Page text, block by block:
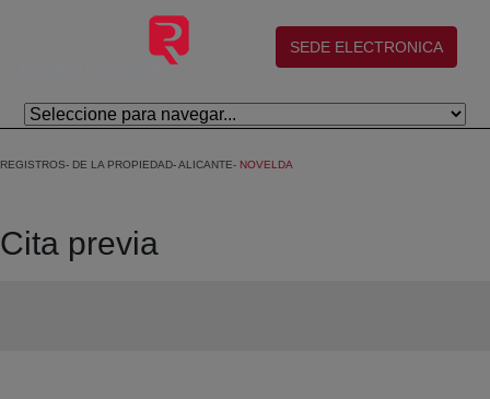
Eduki nagusira joan
(abre en nueva ventana)
SEDE ELECTRONICA
REGISTROS DE LA PROPIEDAD ALICANTE NOVELDA
Cita previa